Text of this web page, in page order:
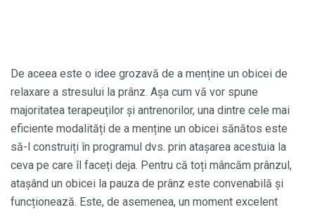
De aceea este o idee grozavă de a menține un obicei de
relaxare a stresului la prânz. Așa cum vă vor spune
majoritatea terapeuților și antrenorilor, una dintre cele mai
eficiente modalități de a menține un obicei sănătos este
să-l construiți în programul dvs. prin atașarea acestuia la
ceva pe care îl faceți deja. Pentru că toți mâncăm prânzul,
atașând un obicei la pauza de prânz este convenabilă și
funcționează. Este, de asemenea, un moment excelent